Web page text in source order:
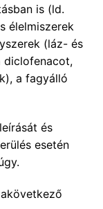
is (ld.
élelmiszerek
(láz- és
diclofenacot,
a fagyálló
és
esetén